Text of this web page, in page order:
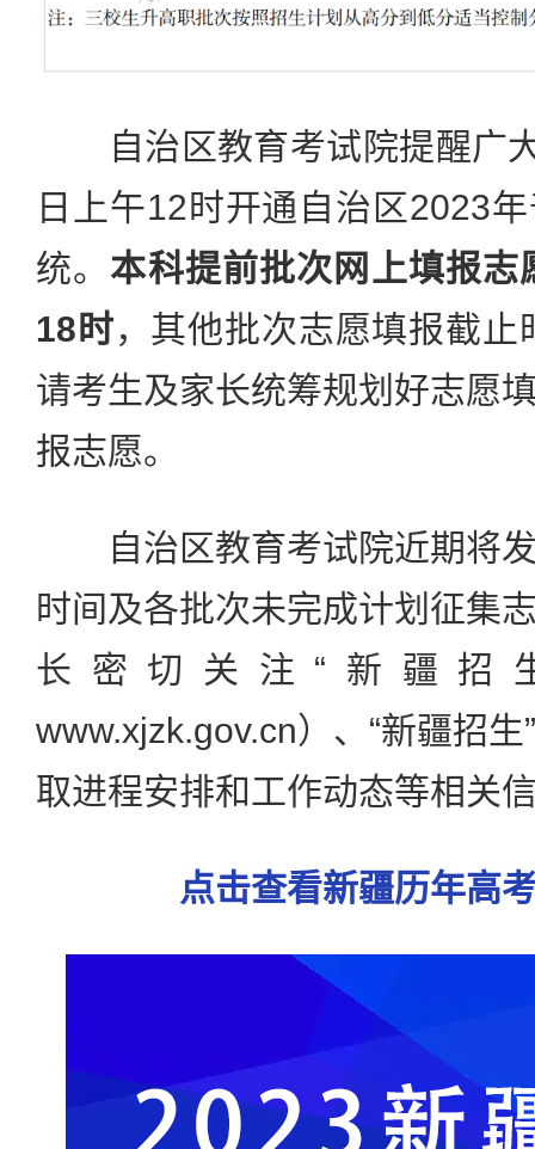
自治区教育考试院提醒广
日上午12时开通自治区2023
统。 本科提前批次网上填报
18时，其他批次志愿填报截
请考生及家长统筹规划好志愿
报志愿。
自治区教育考试院近期将发
时间及各批次未完成计划征集
长密切关注“新疆招
www.xjzk.gov.cn）、“新疆招
取进程安排和工作动态等相关
点击查看新疆历年高